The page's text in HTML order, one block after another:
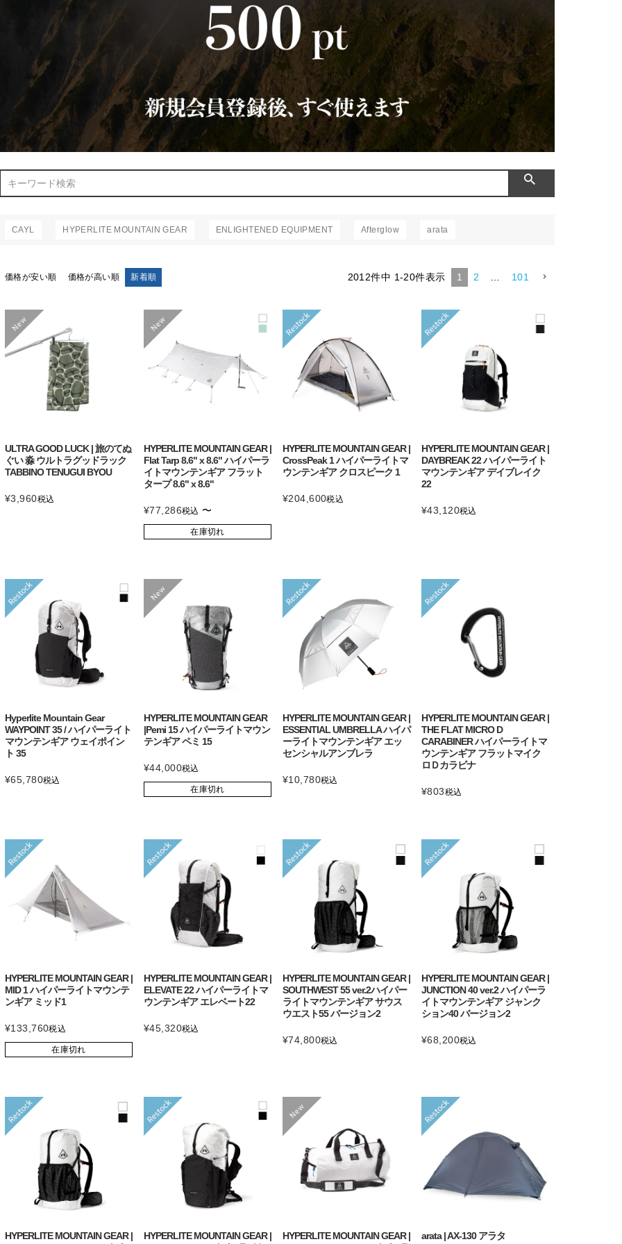
CAYL HYPERLITE MOUNTAIN GEAR ENLIGHTENED EQUIPMENT Afterglow arata
価格が安い順 価格が高い順 新着順 2012件中 1-20件表示 1 2 101
ULTRA GOOD LUCK | 旅のてぬ
ぐい 淼 ウルトラグッドラック
TABBINO TENUGUI BYOU
¥3,960税込
HYPERLITE MOUNTAIN GEAR |
Flat Tarp 8.6" x 8.6" ハイパーラ
イトマウンテンギア フラット
タープ 8.6" x 8.6"
¥77,286税込 〜
在庫切れ
HYPERLITE MOUNTAIN GEAR |
CrossPeak 1 ハイパーライトマ
ウンテンギア クロスピーク 1
¥204,600税込
HYPERLITE MOUNTAIN GEAR |
DAYBREAK 22 ハイパーライト
マウンテンギア デイブレイク
22
¥43,120税込
Hyperlite Mountain Gear
WAYPOINT 35 / ハイパーライト
マウンテンギア ウェイポイン
ト 35
¥65,780税込
HYPERLITE MOUNTAIN GEAR
|Pemi 15 ハイパーライトマウン
テンギア ペミ 15
¥44,000税込
在庫切れ
HYPERLITE MOUNTAIN GEAR |
ESSENTIAL UMBRELLA ハイパ
ーライトマウンテンギア エッ
センシャルアンブレラ
¥10,780税込
HYPERLITE MOUNTAIN GEAR |
THE FLAT MICRO D
CARABINER ハイパーライトマ
ウンテンギア フラットマイク
ロＤカラビナ
¥803税込
HYPERLITE MOUNTAIN GEAR |
MID 1 ハイパーライトマウンテ
ンギア ミッド1
¥133,760税込
在庫切れ
HYPERLITE MOUNTAIN GEAR |
ELEVATE 22 ハイパーライトマ
ウンテンギア エレベート22
¥45,320税込
HYPERLITE MOUNTAIN GEAR |
SOUTHWEST 55 ver.2ハイパー
ライトマウンテンギア サウス
ウエスト55 バージョン2
¥74,800税込
HYPERLITE MOUNTAIN GEAR |
JUNCTION 40 ver.2 ハイパーラ
イトマウンテンギア ジャンク
ション40 バージョン2
¥68,200税込
HYPERLITE MOUNTAIN GEAR |
HYPERLITE MOUNTAIN GEAR |
HYPERLITE MOUNTAIN GEAR |
arata | AX-130 アラタ